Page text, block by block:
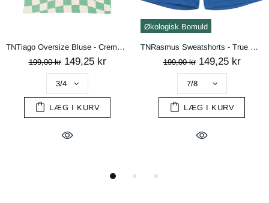
TNTiago Oversize Bluse - Creme De Menthe Check
199,00 kr 149,25 kr
LÆG I KURV
Økologisk Bomuld
TNRasmus Sweatshorts - True Blue
199,00 kr 149,25 kr
LÆG I KURV